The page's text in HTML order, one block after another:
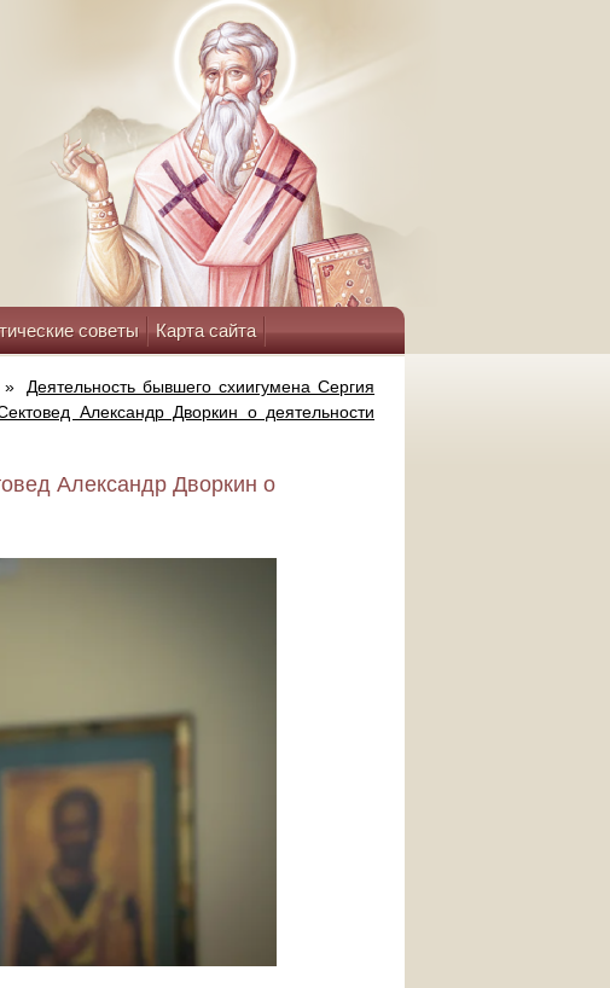
советы Карта сайта
»
Деятельность бывшего схиигумена Сергия
Александр Дворкин о деятельности
Александр Дворкин о